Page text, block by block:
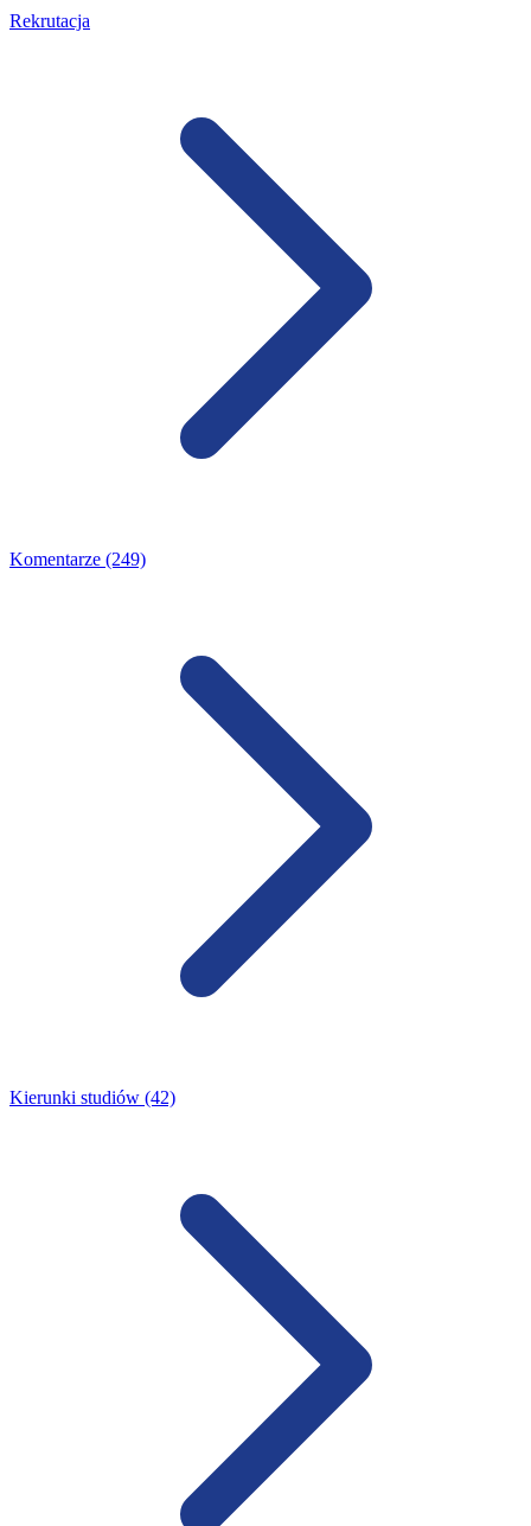
Rekrutacja
Komentarze (249)
Kierunki studiów (42)